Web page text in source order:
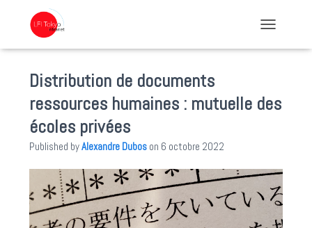
Distribution de documents
ressources humaines : mutuelle des
écoles privées
Published byAlexandre Dubos on 6 octobre 2022